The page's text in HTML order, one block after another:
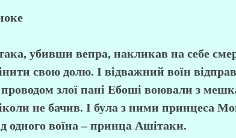
убивши вепра, накликав на себе
свою долю. І відважний воїн
проводом злої пані Ебоші воювали з
не бачив. І була з ними принцеса
одного воїна – принца Ашітаки.